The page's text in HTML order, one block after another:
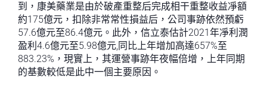
到，康美藥業是由於破產重整后完成相干重整收益凈額
約175億元，扣除非常常性損益后，公司事跡依然預虧
57.6億元至86.4億元。此外，信立泰估計2021年凈利潤
盈利4.6億元至5.98億元,同比上年增加高達657%至
883.23%，現實上，其運營事跡年夜幅倍增，上年同期
的基數較低是此中一個主要原因。